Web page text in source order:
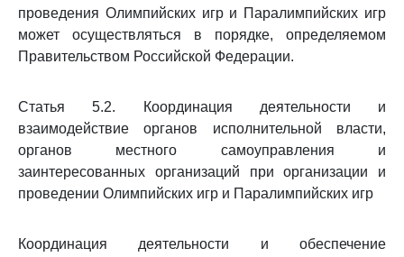
проведения Олимпийских игр и Паралимпийских игр
может осуществляться в порядке, определяемом
Правительством Российской Федерации.
Статья 5.2. Координация деятельности и
взаимодействие органов исполнительной власти,
органов местного самоуправления и
заинтересованных организаций при организации и
проведении Олимпийских игр и Паралимпийских игр
Координация деятельности и обеспечение